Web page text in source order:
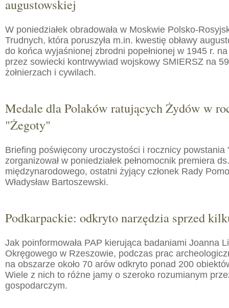
augustowskiej
W poniedziałek obradowała w Moskwie Polsko-
Trudnych, która poruszyła m.in. kwestię obławy
do końca wyjaśnionej zbrodni popełnionej w 1945 r.
przez sowiecki kontrwywiad wojskowy SMIERSZ na
żołnierzach i cywilach.
Medale dla Polaków ratujących Żydów w
"Żegoty"
Briefing poświęcony uroczystości i rocznicy powstania
zorganizował w poniedziałek pełnomocnik premiera
międzynarodowego, ostatni żyjący członek Rady
Władysław Bartoszewski.
Podkarpackie: odkryto narzędzia sprzed
Jak poinformowała PAP kierująca badaniami Joanna
Okręgowego w Rzeszowie, podczas prac
na obszarze około 70 arów odkryto ponad 200
Wiele z nich to różne jamy o szeroko rozumianym
gospodarczym.